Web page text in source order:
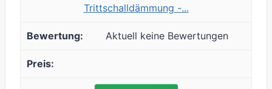
Trittschalldämmung -...
Aktuell keine Bewertungen